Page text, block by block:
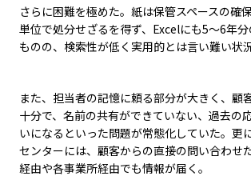
さらに困難を極めた。紙は保管スペースの確
単位で処分せざるを得ず、Excelにも5～6年
ものの、検索性が低く実用的とは言い難い状
また、担当者の記憶に頼る部分が大きく、顧
十分で、名前の共有ができていない、過去の
いになるといった問題が常態化していた。更
センターには、顧客からの直接の問い合わせ
経由や各事業所経由でも情報が届く。